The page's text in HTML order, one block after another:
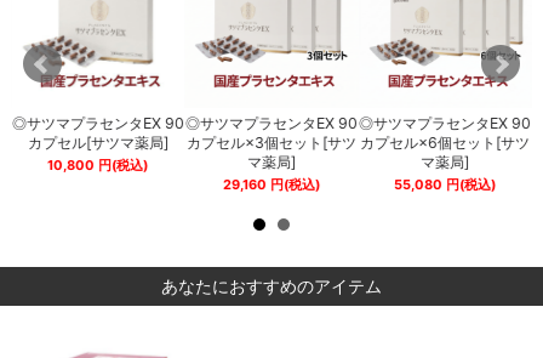
◎サツマプラセンタEX 90
カプセル[サツマ薬局]
10,800 円(税込)
◎サツマプラセンタEX 90
カプセル×3個セット[サツ
マ薬局]
29,160 円(税込)
◎サツマプラセンタEX 90
カプセル×6個セット[サツ
マ薬局]
55,080 円(税込)
あなたにおすすめのアイテム